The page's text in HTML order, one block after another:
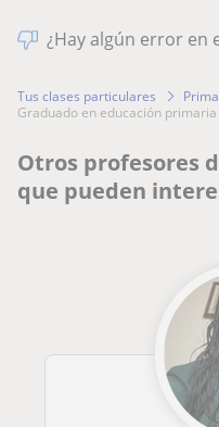
¿Hay algún error en
Tus clases particulares
graduado en educación
Otros profesores
que pueden